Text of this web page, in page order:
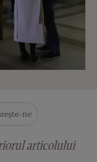
ne
articolului